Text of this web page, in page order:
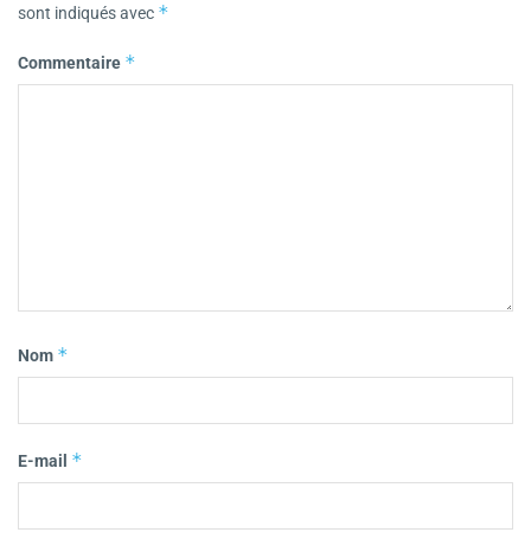
sont indiqués avec *
Commentaire *
Nom *
E-mail *